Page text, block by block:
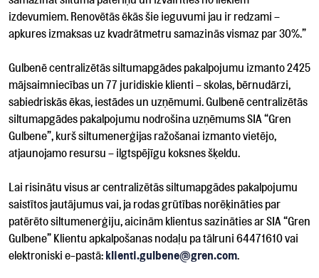
izdevumiem. Renovētās ēkās šie ieguvumi jau ir redzami –
apkures izmaksas uz kvadrātmetru samazinās vismaz par 30%.”
Gulbenē centralizētās siltumapgādes pakalpojumu izmanto 2425
mājsaimniecības un 77 juridiskie klienti – skolas, bērnudārzi,
sabiedriskās ēkas, iestādes un uzņēmumi. Gulbenē centralizētās
siltumapgādes pakalpojumu nodrošina uzņēmums SIA “Gren
Gulbene”, kurš siltumenerģijas ražošanai izmanto vietējo,
atjaunojamo resursu – ilgtspējīgu koksnes šķeldu.
Lai risinātu visus ar centralizētās siltumapgādes pakalpojumu
saistītos jautājumus vai, ja rodas grūtības norēķināties par
patērēto siltumenerģiju, aicinām klientus sazināties ar SIA “Gren
Gulbene” Klientu apkalpošanas nodaļu pa tālruni 64471610 vai
elektroniski e-pastā: klienti.gulbene@gren.com.